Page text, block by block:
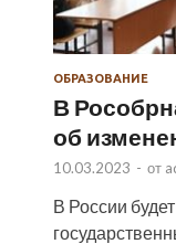
ОБРАЗОВАНИЕ
В
об
10.03.2023 - от
В России